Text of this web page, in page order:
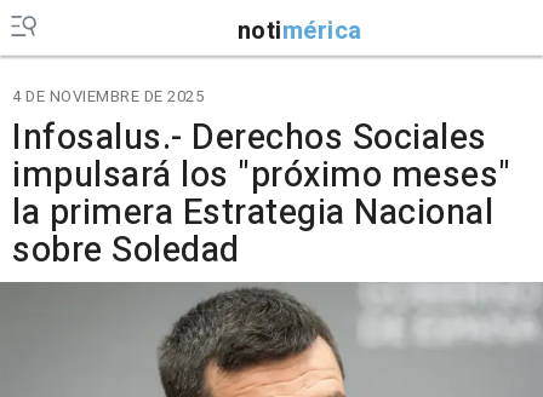
notimérica
4 DE NOVIEMBRE DE 2025
Infosalus.- Derechos Sociales
impulsará los "próximo meses"
la primera Estrategia Nacional
sobre Soledad